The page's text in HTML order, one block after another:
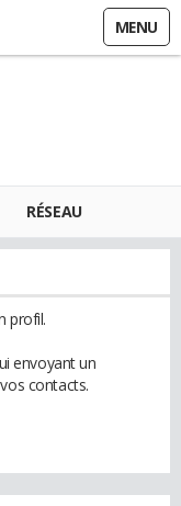
MENU
RÉSEAU
profil.
envoyant un
contacts.